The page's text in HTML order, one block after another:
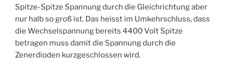
Spitze-Spitze Spannung durch die Gleichrichtung aber
nur halb so groß ist. Das heisst im Umkehrschluss, dass
die Wechselspannung bereits 4400 Volt Spitze
betragen muss damit die Spannung durch die
Zenerdioden kurzgeschlossen wird.